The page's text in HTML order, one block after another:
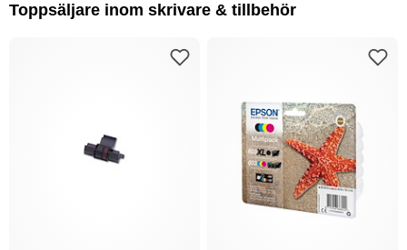
Toppsäljare inom skrivare & tillbehör